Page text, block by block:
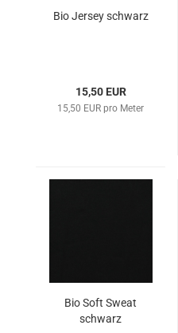
Bio Jersey schwarz
15,50 EUR
15,50 EUR pro Meter
Bio Soft Sweat
schwarz